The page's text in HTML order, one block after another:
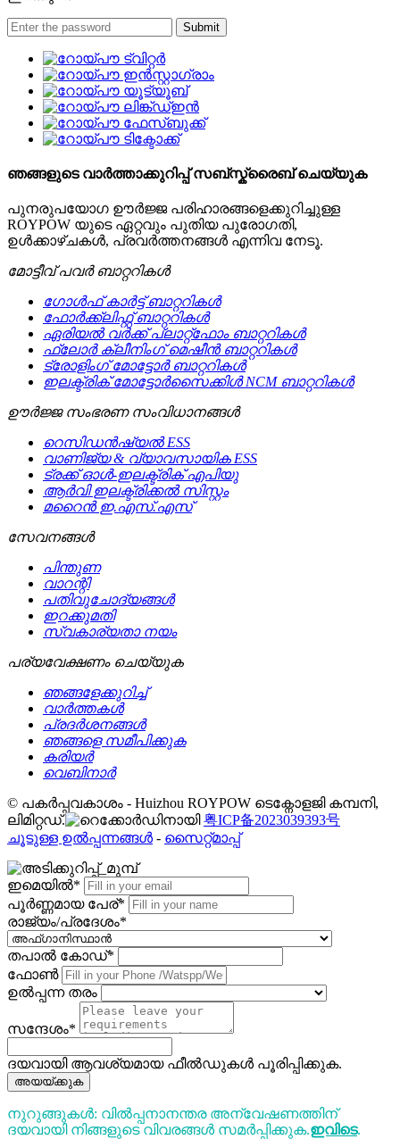
ഞങ്ങളുടെ വാർത്താക്കുറിപ്പ് സബ്സ്ക്രൈബ് ചെയ്യുക
പുനരുപയോഗ ഊർജ്ജ പരിഹാരങ്ങളെക്കുറിച്ചുള്ള
ROYPOW യുടെ ഏറ്റവും പുതിയ പുരോഗതി,
ഉൾക്കാഴ്ചകൾ, പ്രവർത്തനങ്ങൾ എന്നിവ നേടൂ.
മോട്ടീവ് പവർ ബാറ്ററികൾ
ഗോൾഫ് കാർട്ട് ബാറ്ററികൾ
ഫോർക്ക്ലിഫ്റ്റ് ബാറ്ററികൾ
ഏരിയൽ വർക്ക് പ്ലാറ്റ്‌ഫോം ബാറ്ററികൾ
ഫ്ലോർ ക്ലീനിംഗ് മെഷീൻ ബാറ്ററികൾ
ട്രോളിംഗ് മോട്ടോർ ബാറ്ററികൾ
ഇലക്ട്രിക് മോട്ടോർസൈക്കിൾ NCM ബാറ്ററികൾ
ഊർജ്ജ സംഭരണ ​​സംവിധാനങ്ങൾ
റെസിഡൻഷ്യൽ ESS
വാണിജ്യ & വ്യാവസായിക ESS
ട്രക്ക് ഓൾ-ഇലക്ട്രിക് എപിയു
ആർവി ഇലക്ട്രിക്കൽ സിസ്റ്റം
മറൈൻ ഇ.എസ്.എസ്
സേവനങ്ങള്‍
പിന്തുണ
വാറന്റി
പതിവുചോദ്യങ്ങൾ
ഇറക്കുമതി
സ്വകാര്യതാ നയം
പര്യവേക്ഷണം ചെയ്യുക
ഞങ്ങളേക്കുറിച്ച്
വാർത്തകൾ
പ്രദർശനങ്ങൾ
ഞങ്ങളെ സമീപിക്കുക
കരിയർ
വെബിനാർ
© പകർപ്പവകാശം - Huizhou ROYPOW ടെക്നോളജി കമ്പനി,
ലിമിറ്റഡ്.
粤ICP备2023039393号
ചൂടുള്ള ഉൽപ്പന്നങ്ങൾ - സൈറ്റ്മാപ്പ്
ഇമെയിൽ*
പൂർണ്ണമായ പേര്*
രാജ്യം/പ്രദേശം*
തപാൽ കോഡ്*
ഫോൺ
ഉൽപ്പന്ന തരം
സന്ദേശം*
ദയവായി ആവശ്യമായ ഫീൽഡുകൾ പൂരിപ്പിക്കുക.
അയയ്ക്കുക
നുറുങ്ങുകൾ: വിൽപ്പനാനന്തര അന്വേഷണത്തിന്
ദയവായി നിങ്ങളുടെ വിവരങ്ങൾ സമർപ്പിക്കുക.ഇവിടെ.